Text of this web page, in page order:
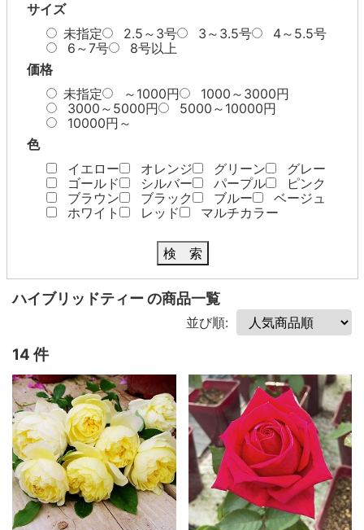
サイズ
未指定
2.5～3号 3～3.5号
4～5.5号
6～7号
8号以上
価格
未指定
～1000円
1000～3000円
3000～5000円
5000～10000円
10000円～
色
イエロー
オレンジ グリーン
グレー
ゴールド
シルバー パープル
ピンク
ブラウン
ブラック ブルー
ベージュ
ホワイト
レッド マルチカラー
検 索
ハイブリッドティー の商品一覧
並び順:
14 件